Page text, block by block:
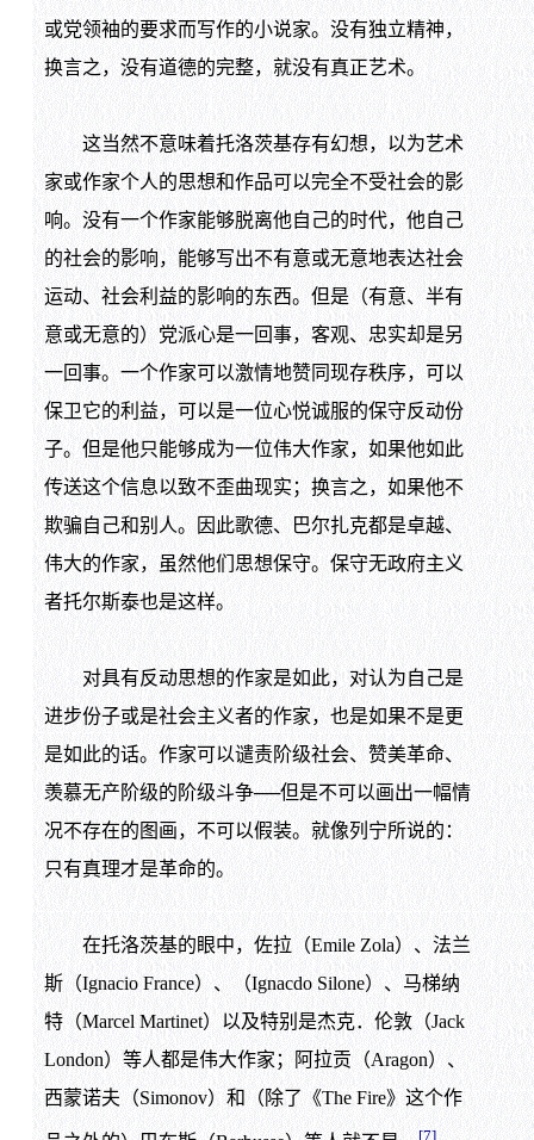
或党领袖的要求而写作的小说家。没有独立精神，
换言之，没有道德的完整，就没有真正艺术。
这当然不意味着托洛茨基存有幻想，以为艺术
家或作家个人的思想和作品可以完全不受社会的影
响。没有一个作家能够脱离他自己的时代，他自己
的社会的影响，能够写出不有意或无意地表达社会
运动、社会利益的影响的东西。但是（有意、半有
意或无意的）党派心是一回事，客观、忠实却是另
一回事。一个作家可以激情地赞同现存秩序，可以
保卫它的利益，可以是一位心悦诚服的保守反动份
子。但是他只能够成为一位伟大作家，如果他如此
传送这个信息以致不歪曲现实；换言之，如果他不
欺骗自己和别人。因此歌德、巴尔扎克都是卓越、
伟大的作家，虽然他们思想保守。保守无政府主义
者托尔斯泰也是这样。
对具有反动思想的作家是如此，对认为自己是
进步份子或是社会主义者的作家，也是如果不是更
是如此的话。作家可以谴责阶级社会、赞美革命、
羡慕无产阶级的阶级斗争──但是不可以画出一幅情
况不存在的图画，不可以假装。就像列宁所说的：
只有真理才是革命的。
在托洛茨基的眼中，佐拉（Emile Zola）、法兰
斯（Ignacio France）、（Ignacdo Silone）、马梯纳
特（Marcel Martinet）以及特别是杰克．伦敦（Jack
London）等人都是伟大作家；阿拉贡（Aragon）、
西蒙诺夫（Simonov）和（除了《The Fire》这个作
[7]